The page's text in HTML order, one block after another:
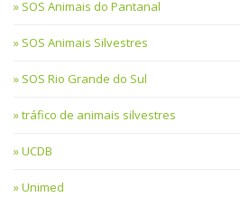
SOS Animais do Pantanal
SOS Animais Silvestres
SOS Rio Grande do Sul
tráfico de animais silvestres
UCDB
Unimed